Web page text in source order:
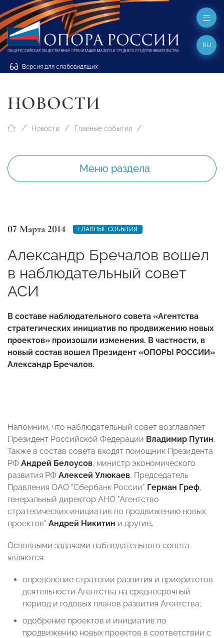
Версия для слабовидящих
RU
НОВОСТИ
Новости Главные события
Меню раздела
07 Марта 2014 ГЛАВНЫЕ СОБЫТИЯ
Александр Бречалов вошел
в наблюдательный совет
АСИ
В составе наблюдательного совета «Агентства
стратегических инициатив по продвижению новых
проектов» произошли изменения. В частности, в
новый состав вошел Президент «ОПОРЫ РОССИИ»
Александр Бречалов.
Напомним, что наблюдательный совет возглавляет
Президент Российской Федерации Владимир Путин.
Также в состав совета входят помощник Президента
РФ Андрей Белоусов, министр экономического
развития РФ Алексей Улюкаев, Председатель
Правления ОАО "Сбербанк России" Герман Греф,
генеральный директор АНО "Агентство
стратегических инициатив по продвижению новых
проектов" Андрей Никитин и другие.
Основными задачами наблюдательного совета
являются:
определение стратегии развития и приоритетов
деятельности Агентства на среднесрочный
период и годовых планов развития Агентства;
одобрение проектов и инициатив по
продвижению новых проектов в соответствии с